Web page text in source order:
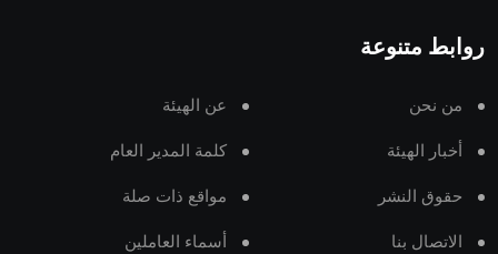
روابط متنوعة
من نحن عن الهيئة
أخبار الهيئة كلمة المدير العام
حقوق النشر مواقع ذات صلة
الاتصال بنا أسماء العاملين